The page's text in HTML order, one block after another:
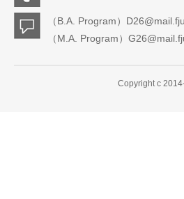
（B.A. Program）
（M.A. Program）
Copyright c